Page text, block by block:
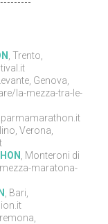
, Trento,
Genova,
la-mezza-tra-le-
Verona,
, Monteroni di
maratona-
, Bari,